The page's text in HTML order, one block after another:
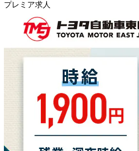
プレミア求人